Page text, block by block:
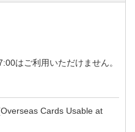
はご利用いただけません。
Cards Usable at